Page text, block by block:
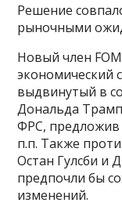
Решение
рыночными
Новый член
экономический
выдвинутый в
Дональда
ФРС, предложив
п.п. Также
Остан Гулсби
предпочли бы
изменений.